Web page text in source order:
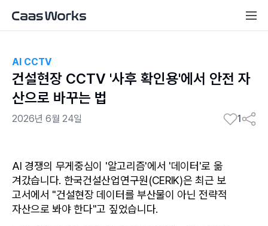
AI CCTV
건설현장 CCTV '사후 확인용'에서 안전 자
산으로 바꾸는 법
2026년 6월 24일 1
AI 경쟁의 무게중심이 '알고리즘'에서 '데이터'로 옮
겨갔습니다. 한국건설산업연구원(CERIK)은 최근 보
고서에서 "건설현장 데이터를 부산물이 아닌 전략적
자산으로 봐야 한다"고 짚었습니다.